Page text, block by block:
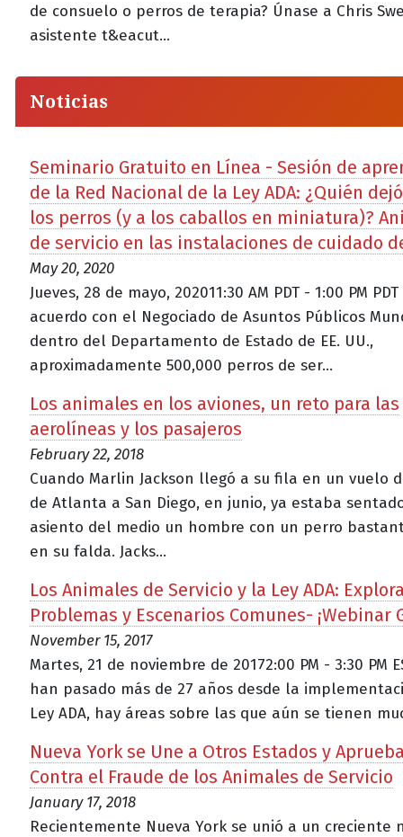
de consuelo o perros de terapia? Únase a Chris
asistente t&eacut...
Noticias
Seminario Gratuito en Línea - Sesión de
de la Red Nacional de la Ley ADA: ¿Quién
los perros (y a los caballos en miniatura)?
de servicio en las instalaciones de cuidado
May 20, 2020
Jueves, 28 de mayo, 202011:30 AM PDT - 1:00 PM PDT
acuerdo con el Negociado de Asuntos Públicos
dentro del Departamento de Estado de EE. UU.,
aproximadamente 500,000 perros de ser...
Los animales en los aviones, un reto para las
aerolíneas y los pasajeros
February 22, 2018
Cuando Marlin Jackson llegó a su fila en un vuelo
de Atlanta a San Diego, en junio, ya estaba
asiento del medio un hombre con un perro
en su falda. Jacks...
Los Animales de Servicio y la Ley ADA:
Problemas y Escenarios Comunes- ¡Webinar
November 15, 2017
Martes, 21 de noviembre de 20172:00 PM - 3:30 PM
han pasado más de 27 años desde la
Ley ADA, hay áreas sobre las que aún se tienen
Nueva York se Une a Otros Estados y
Contra el Fraude de los Animales de Servicio
January 17, 2018
Recientemente Nueva York se unió a un creciente